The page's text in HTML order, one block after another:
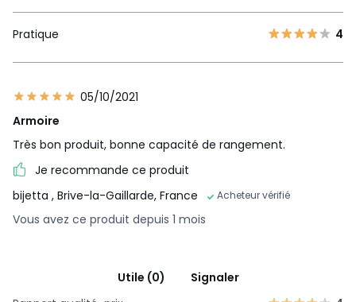
Pratique 4
05/10/2021
Armoire
Très bon produit, bonne capacité de rangement.
Je recommande ce produit
bijetta , Brive-la-Gaillarde, France Acheteur vérifié
Vous avez ce produit depuis 1 mois
Utile (0)
Signaler